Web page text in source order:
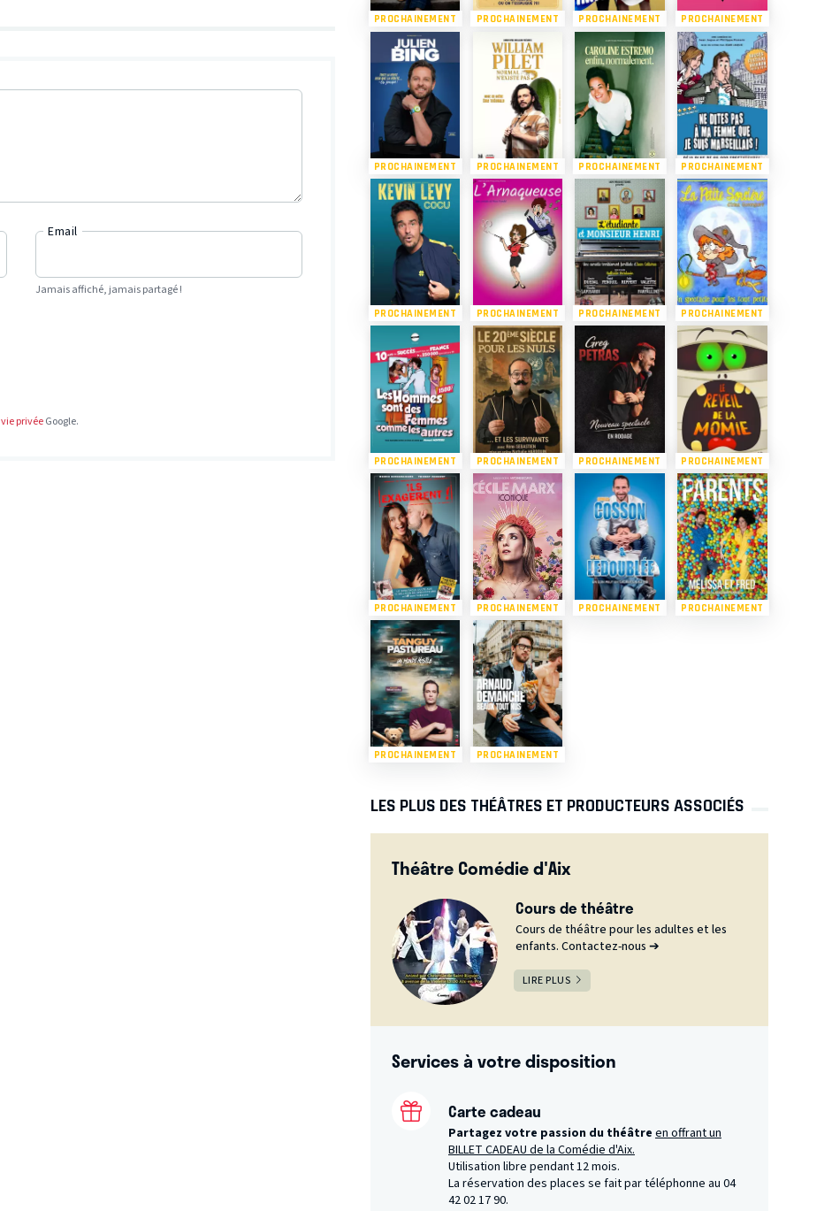
Email
Jamais affiché, jamais partagé !
vie privéeGoogle.
PROCHAINEMENT PROCHAINEMENT PROCHAINEMENT PROCHAINEMENT
PROCHAINEMENT PROCHAINEMENT PROCHAINEMENT PROCHAINEMENT
PROCHAINEMENT PROCHAINEMENT PROCHAINEMENT PROCHAINEMENT
PROCHAINEMENT PROCHAINEMENT PROCHAINEMENT PROCHAINEMENT
PROCHAINEMENT PROCHAINEMENT PROCHAINEMENT PROCHAINEMENT
PROCHAINEMENT PROCHAINEMENT
LES PLUS DES THÉÂTRES ET PRODUCTEURS ASSOCIÉS
Théâtre Comédie d'Aix
Cours de théâtre
Cours de théâtre pour les adultes et les
enfants. Contactez-nous ➔
LIRE PLUS
Services à votre disposition
Carte cadeau
Partagez votre passion du théâtre en offrant un
BILLET CADEAU de la Comédie d'Aix.
Utilisation libre pendant 12 mois.
La réservation des places se fait par téléphonne au 04
42 02 17 90.